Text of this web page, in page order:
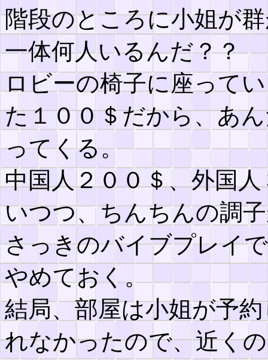
階段のところに小姐が
一体何人いるんだ？？
ロビーの椅子に座って
た１００＄だから、あ
ってくる。
中国人２００＄、外国
いつつ、ちんちんの調
さっきのバイブプレイ
やめておく。
結局、部屋は小姐が予
れなかったので、近く